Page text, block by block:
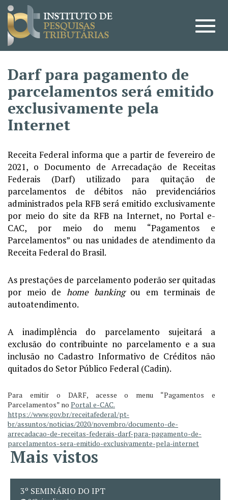
Darf para pagamento de
parcelamentos será emitido
exclusivamente pela
Internet
Receita Federal informa que a partir de fevereiro de
2021, o Documento de Arrecadação de Receitas
Federais (Darf) utilizado para quitação de
parcelamentos de débitos não previdenciários
administrados pela RFB será emitido exclusivamente
por meio do site da RFB na Internet, no Portal e-
CAC, por meio do menu “Pagamentos e
Parcelamentos” ou nas unidades de atendimento da
Receita Federal do Brasil.
As prestações de parcelamento poderão ser quitadas
por meio de home bankingou em terminais de
autoatendimento.
A inadimplência do parcelamento sujeitará a
exclusão do contribuinte no parcelamento e a sua
inclusão no Cadastro Informativo de Créditos não
quitados do Setor Público Federal (Cadin).
Para emitir o DARF, acesse o menu “Pagamentos e
Parcelamentos” no Portal e-CAC.
https://www.gov.br/receitafederal/pt-
br/assuntos/noticias/2020/novembro/documento-de-
arrecadacao-de-receitas-federais-darf-para-pagamento-de-
parcelamentos-sera-emitido-exclusivamente-pela-internet
Mais vistos
3º SEMINÁRIO DO IPT